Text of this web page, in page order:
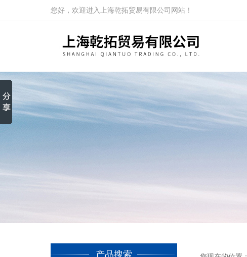
您好，欢迎进入上海乾拓贸易有限公司网站！
产品搜索